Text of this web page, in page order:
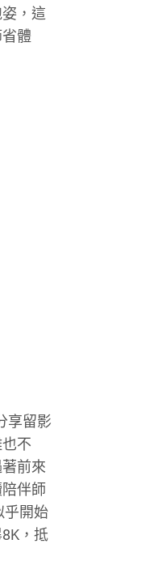
，這
體
享留影
不
前來
伴師
乎開始
，抵